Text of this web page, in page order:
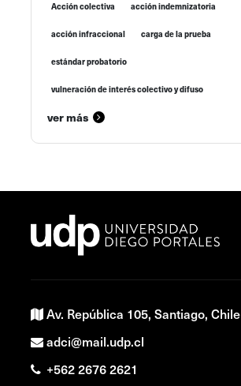
Acción colectiva acción indemnizatoria
acción infraccional carga de la prueba
estándar probatorio
vulneración de interés colectivo y difuso
ver más
Av. República 105, Santiago, Chile
adci@mail.udp.cl
+562 2676 2621